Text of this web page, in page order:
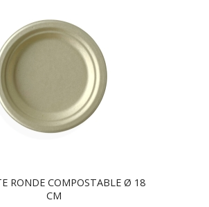
RONDE COMPOSTABLE Ø 18
CM